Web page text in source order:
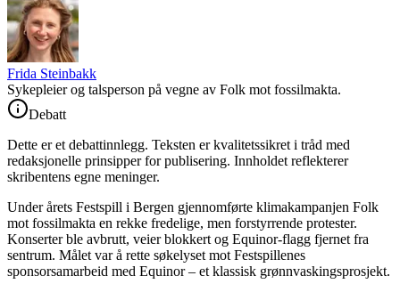
Frida Steinbakk
Sykepleier og talsperson på vegne av Folk mot fossilmakta.
Debatt
Dette er et debattinnlegg. Teksten er kvalitetssikret i tråd med
redaksjonelle prinsipper for publisering. Innholdet reflekterer
skribentens egne meninger.
Under årets Festspill i Bergen gjennomførte klimakampanjen Folk
mot fossilmakta en rekke fredelige, men forstyrrende protester.
Konserter ble avbrutt, veier blokkert og Equinor-flagg fjernet fra
sentrum. Målet var å rette søkelyset mot Festspillenes
sponsorsamarbeid med Equinor – et klassisk grønnvaskingsprosjekt.